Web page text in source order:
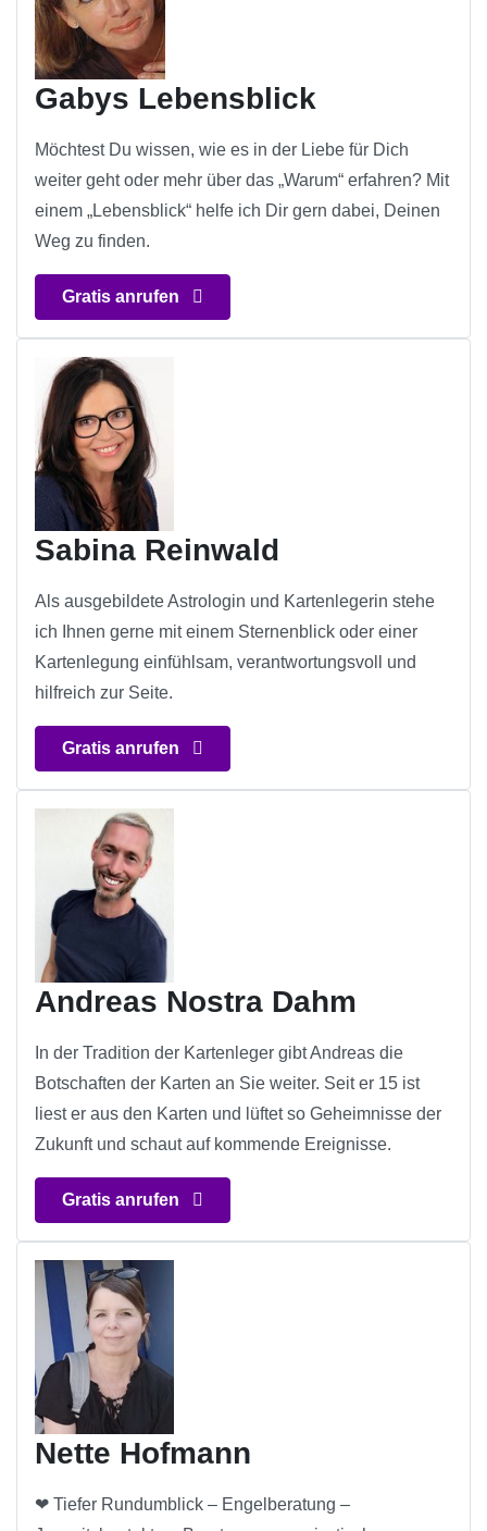
Gabys Lebensblick
Möchtest Du wissen, wie es in der Liebe für Dich
weiter geht oder mehr über das „Warum“ erfahren? Mit
einem „Lebensblick“ helfe ich Dir gern dabei, Deinen
Weg zu finden.
Gratis anrufen
Sabina Reinwald
Als ausgebildete Astrologin und Kartenlegerin stehe
ich Ihnen gerne mit einem Sternenblick oder einer
Kartenlegung einfühlsam, verantwortungsvoll und
hilfreich zur Seite.
Gratis anrufen
Andreas Nostra Dahm
In der Tradition der Kartenleger gibt Andreas die
Botschaften der Karten an Sie weiter. Seit er 15 ist
liest er aus den Karten und lüftet so Geheimnisse der
Zukunft und schaut auf kommende Ereignisse.
Gratis anrufen
Nette Hofmann
❤ Tiefer Rundumblick – Engelberatung –